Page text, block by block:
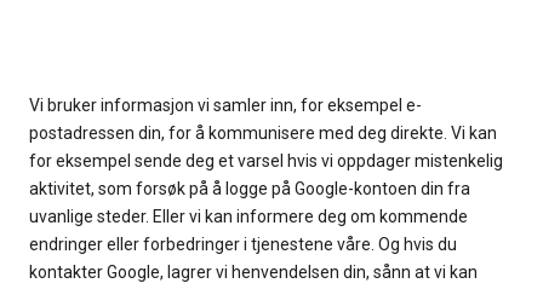
Vi bruker informasjon vi samler inn, for eksempel e-
postadressen din, for å kommunisere med deg direkte. Vi kan
for eksempel sende deg et varsel hvis vi oppdager mistenkelig
aktivitet, som forsøk på å logge på Google-kontoen din fra
uvanlige steder. Eller vi kan informere deg om kommende
endringer eller forbedringer i tjenestene våre. Og hvis du
kontakter Google, lagrer vi henvendelsen din, sånn at vi kan